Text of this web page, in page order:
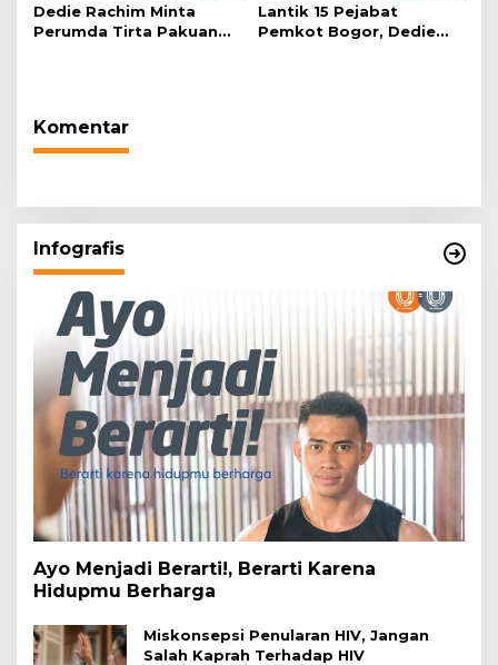
Dedie Rachim Minta
Perumda Tirta Pakuan
Lantik 15 Pejabat
Pemkot Bogor, Dedie
Komentar
Infografis
Ayo Menjadi Berarti!, Berarti Karena
Hidupmu Berharga
Miskonsepsi Penularan HIV, Jangan
Salah Kaprah Terhadap HIV